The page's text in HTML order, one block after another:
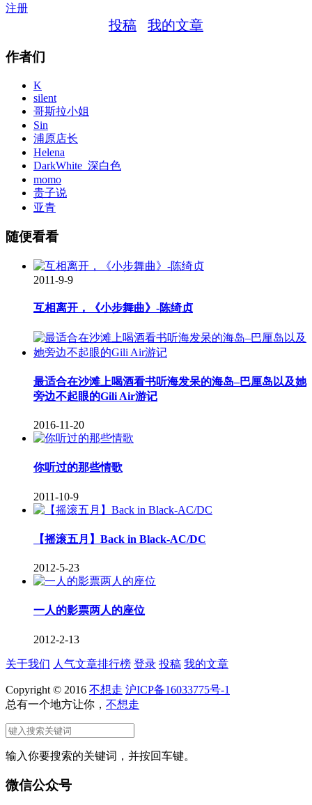
注册
投稿 我的文章
作者们
K
silent
哥斯拉小姐
Sin
浦原店长
Helena
DarkWhite_深白色
momo
贵子说
亚青
随便看看
2011-9-9
互相离开，《小步舞曲》-陈绮贞
最适合在沙滩上喝酒看书听海发呆的海岛–巴厘岛以及她
旁边不起眼的Gili Air游记
2016-11-20
你听过的那些情歌
2011-10-9
【摇滚五月】Back in Black-AC/DC
2012-5-23
一人的影票两人的座位
2012-2-13
关于我们 人气文章排行榜 登录 投稿 我的文章
Copyright © 2016 不想走 沪ICP备16033775号-1
总有一个地方让你， 不想走
输入你要搜索的关键词，并按回车键。
微信公众号